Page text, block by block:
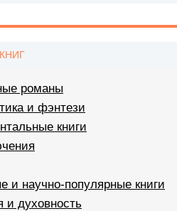
романы
и фэнтези
книги
и научно-популярные книги
и духовность